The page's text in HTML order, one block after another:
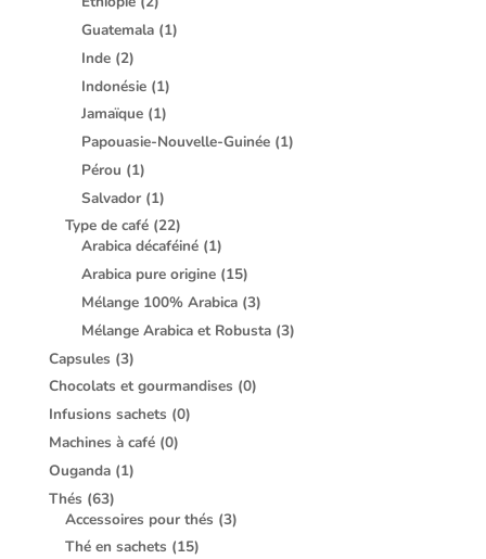
Guatemala (1)
Inde (2)
Indonésie (1)
Jamaïque (1)
Papouasie-Nouvelle-Guinée (1)
Pérou (1)
Salvador (1)
Type de café (22)
Arabica décaféiné (1)
Arabica pure origine (15)
Mélange 100% Arabica (3)
Mélange Arabica et Robusta (3)
Capsules (3)
Chocolats et gourmandises (0)
Infusions sachets (0)
Machines à café (0)
Ouganda (1)
Thés (63)
Accessoires pour thés (3)
Thé en sachets (15)